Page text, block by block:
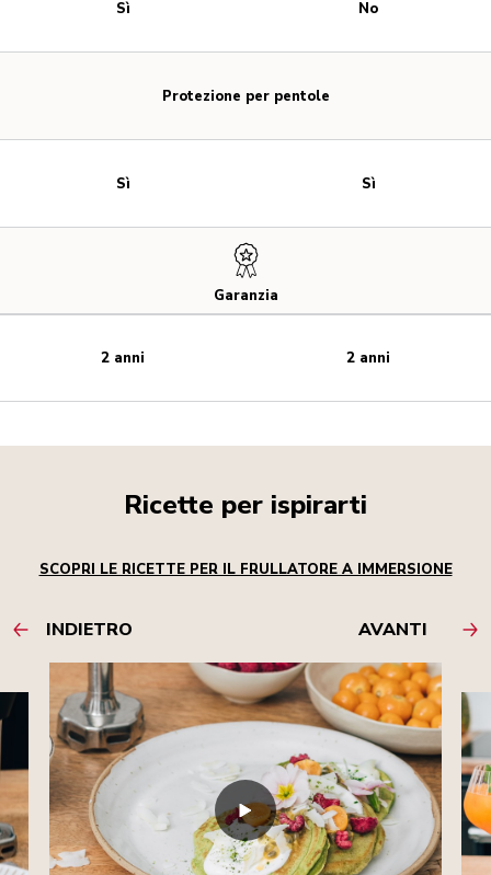
Protezione per pentole
Garanzia
Sì
Sì
2 anni
No
Sì
2 anni
Ricette per ispirarti
SCOPRI LE RICETTE PER IL FRULLATORE A IMMERSIONE
INDIETRO AVANTI